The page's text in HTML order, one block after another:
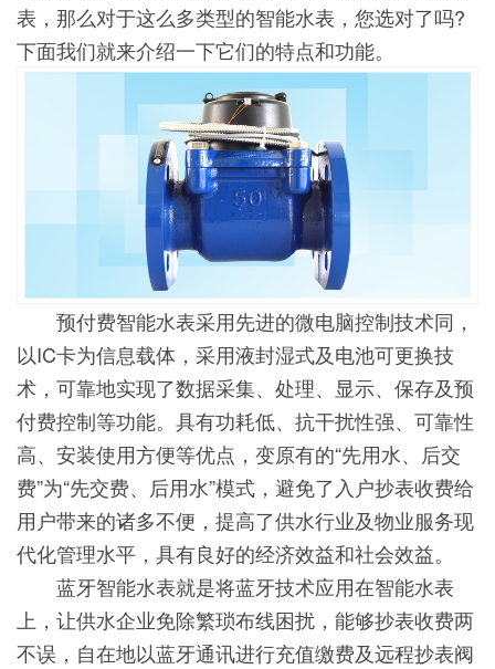
表，那么对于这么多类型的智能水表，您选对了吗?
下面我们就来介绍一下它们的特点和功能。
预付费智能水表采用先进的微电脑控制技术同，
以IC卡为信息载体，采用液封湿式及电池可更换技
术，可靠地实现了数据采集、处理、显示、保存及预
付费控制等功能。具有功耗低、抗干扰性强、可靠性
高、安装使用方便等优点，变原有的“先用水、后交
费”为“先交费、后用水”模式，避免了入户抄表收费给
用户带来的诸多不便，提高了供水行业及物业服务现
代化管理水平，具有良好的经济效益和社会效益。
蓝牙智能水表就是将蓝牙技术应用在智能水表
上，让供水企业免除繁琐布线困扰，能够抄表收费两
不误，自在地以蓝牙通讯进行充值缴费及远程抄表阀